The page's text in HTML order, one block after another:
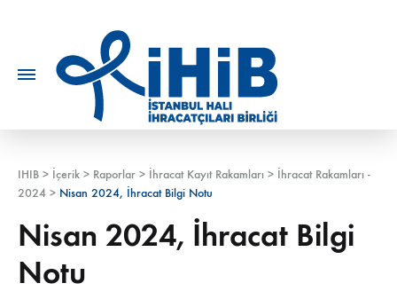
IHIB > İçerik > Raporlar > İhracat Kayıt Rakamları > İhracat Rakamları -
2024 > Nisan 2024, İhracat Bilgi Notu
Nisan 2024, İhracat Bilgi
Notu